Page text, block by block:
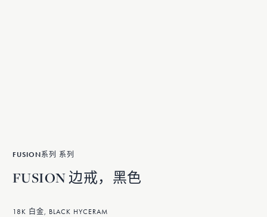
FUSION系列 系列
FUSION 边戒，黑色
18K 白金, BLACK HYCERAM